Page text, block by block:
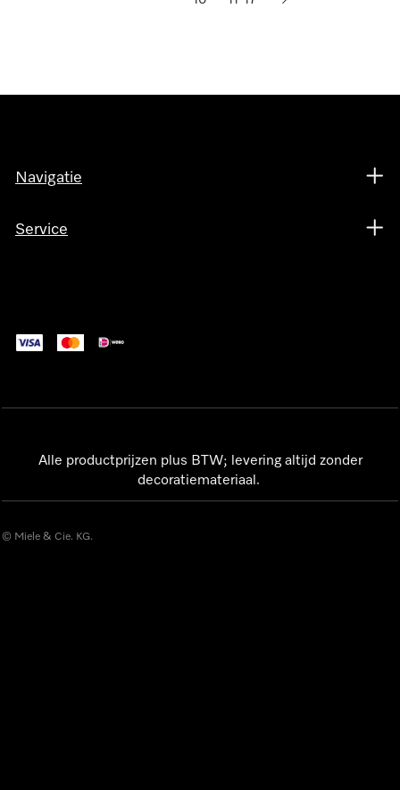
Navigatie
Service
Alle productprijzen plus BTW; levering altijd zonder
decoratiemateriaal.
© Miele & Cie. KG.